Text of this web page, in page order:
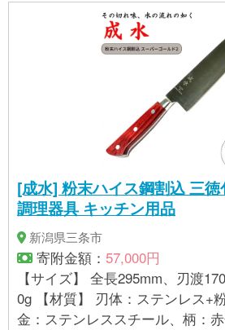
[成水] 粉末ハイス鋼割込 三
調理器具 キッチン用品
新潟県三条市
寄附金額： 57,000円
【サイズ】 全長295mm、刃渡
0g 【材質】 刃体：ステンレス+
金：ステンレススチール、柄：